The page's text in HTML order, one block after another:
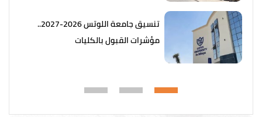
تنسيق جامعة اللوتس 2026-2027..
مؤشرات القبول بالكليات